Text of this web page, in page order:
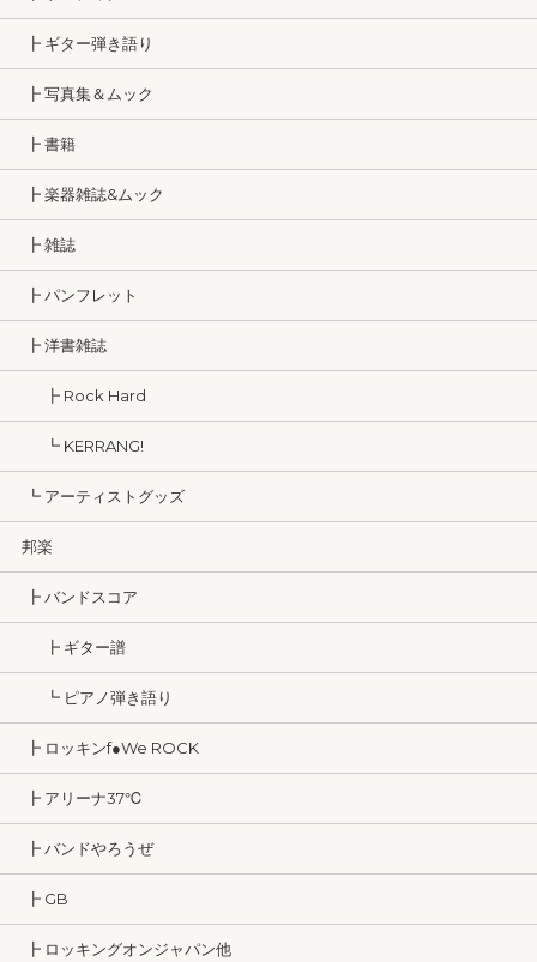
┣ ギター弾き語り
┣ 写真集＆ムック
┣ 書籍
┣ 楽器雑誌&ムック
┣ 雑誌
┣ パンフレット
┣ 洋書雑誌
┣ Rock Hard
┗ KERRANG!
┗ アーティストグッズ
邦楽
┣ バンドスコア
┣ ギター譜
┗ ピアノ弾き語り
┣ ロッキンf●We ROCK
┣ アリーナ37℃
┣ バンドやろうぜ
┣ GB
┣ ロッキングオンジャパン他